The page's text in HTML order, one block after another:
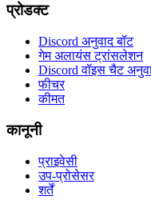
प्रोडक्ट
Discord अनुवाद बॉट
गेम अलायंस ट्रांसलेशन
Discord वॉइस चैट
फीचर
कीमत
कानूनी
प्राइवेसी
उप-प्रोसेसर
शर्तें